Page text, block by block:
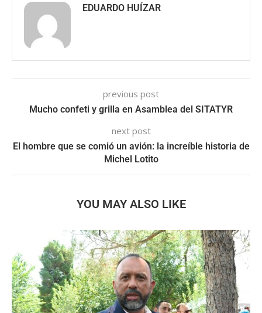
EDUARDO HUÍZAR
previous post
Mucho confeti y grilla en Asamblea del SITATYR
next post
El hombre que se comió un avión: la increíble historia de
Michel Lotito
YOU MAY ALSO LIKE